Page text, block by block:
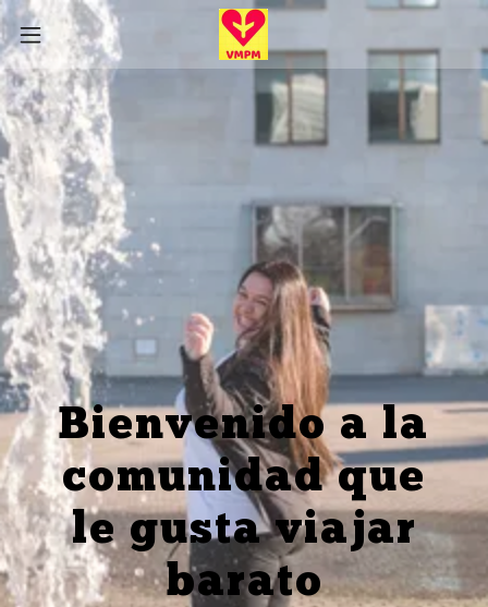
Bienvenido a la
comunidad que
le gusta viajar
barato